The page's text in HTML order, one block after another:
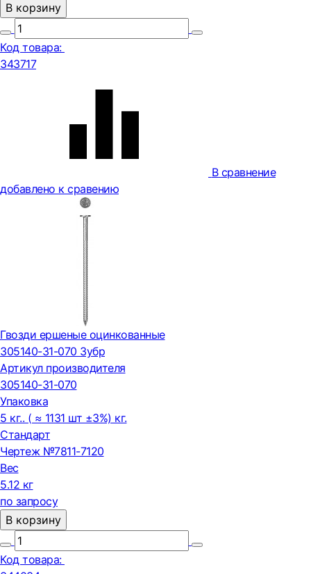
В корзину
Код товара:
343717
В сравнение
добавлено к сравению
Гвозди ершеные оцинкованные
305140-31-070 Зубр
Артикул производителя
305140-31-070
Упаковка
5 кг.. ( ≈ 1131 шт ±3%) кг.
Стандарт
Чертеж №7811-7120
Вес
5.12 кг
по запросу
В корзину
Код товара: